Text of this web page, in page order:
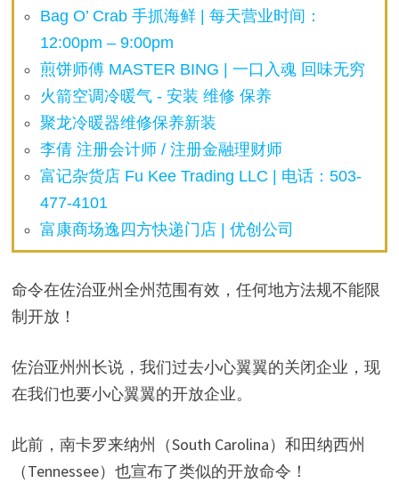
Bag O’ Crab 手抓海鲜 | 每天营业时间：
12:00pm – 9:00pm
煎饼师傅 MASTER BING | 一口入魂 回味无穷
火箭空调冷暖气 - 安装 维修 保养
聚龙冷暖器维修保养新装
李倩 注册会计师 / 注册金融理财师
富记杂货店 Fu Kee Trading LLC | 电话：503-
477-4101
富康商场逸四方快递门店 | 优创公司
命令在佐治亚州全州范围有效，任何地方法规不能限
制开放！
佐治亚州州长说，我们过去小心翼翼的关闭企业，现
在我们也要小心翼翼的开放企业。
此前，南卡罗来纳州（South Carolina）和田纳西州
（Tennessee）也宣布了类似的开放命令！